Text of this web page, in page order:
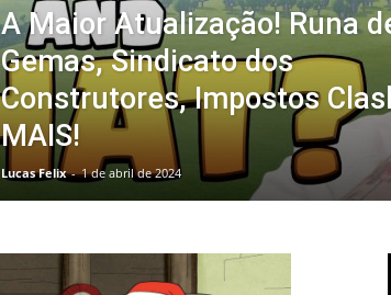
A Maior Atualização! Runa
Gemas, Sindicato dos
Construtores, Impostos
MAIS!
Lucas Felix - 1 de abril de 2024